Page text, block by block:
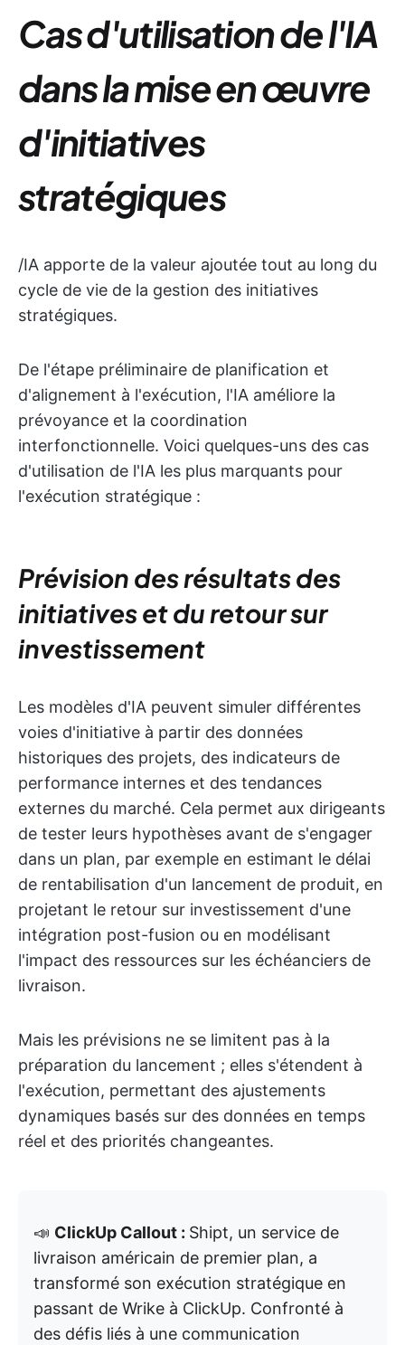
Cas d'utilisation de l'IA
dans la mise en œuvre
d'initiatives
stratégiques
/IA apporte de la valeur ajoutée tout au long du
cycle de vie de la gestion des initiatives
stratégiques.
De l'étape préliminaire de planification et
d'alignement à l'exécution, l'IA améliore la
prévoyance et la coordination
interfonctionnelle. Voici quelques-uns des cas
d'utilisation de l'IA les plus marquants pour
l'exécution stratégique :
Prévision des résultats des
initiatives et du retour sur
investissement
Les modèles d'IA peuvent simuler différentes
voies d'initiative à partir des données
historiques des projets, des indicateurs de
performance internes et des tendances
externes du marché. Cela permet aux dirigeants
de tester leurs hypothèses avant de s'engager
dans un plan, par exemple en estimant le délai
de rentabilisation d'un lancement de produit, en
projetant le retour sur investissement d'une
intégration post-fusion ou en modélisant
l'impact des ressources sur les échéanciers de
livraison.
Mais les prévisions ne se limitent pas à la
préparation du lancement ; elles s'étendent à
l'exécution, permettant des ajustements
dynamiques basés sur des données en temps
réel et des priorités changeantes.
📣 ClickUp Callout : Shipt, un service de
livraison américain de premier plan, a
transformé son exécution stratégique en
passant de Wrike à ClickUp. Confronté à
des défis liés à une communication